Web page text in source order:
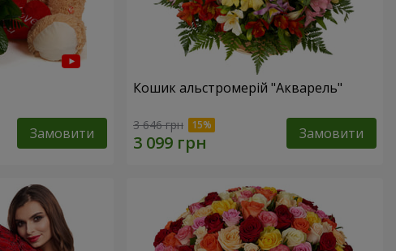
Замовити
Кошик альстромерій "Акварель"
3 646 грн Замовити